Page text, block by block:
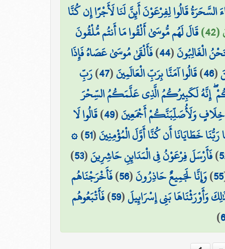
السَّحَرَةُ قَالُوا لِفِرْعَوْنَ أَئِنَّ لَنَا لَأَجْرًا إِن كُنَّا
قَالَ لَهُم مُّوسَىٰ أَلْقُوا مَا أَنتُم مُّلْقُونَ
الْغَالِبُونَ(
44
)فَأَلْقَىٰ مُوسَىٰ عَصَاهُ فَإِذَا
(
46
)قَالُوا آمَنَّا بِرَبِّ الْعَالَمِينَ(
47
)رَبِّ
إِنَّهُ لَكَبِيرُكُمُ الَّذِي عَلَّمَكُمُ السِّحْرَ
وَلَأُصَلِّبَنَّكُمْ أَجْمَعِينَ(
49
)قَالُوا لَا
خَطَايَانَا أَن كُنَّا أَوَّلَ الْمُؤْمِنِينَ(
51
)۞
)فَأَرْسَلَ فِرْعَوْنُ فِي الْمَدَائِنِ حَاشِرِينَ(
53
)
55
)وَإِنَّا لَجَمِيعٌ حَاذِرُونَ(
56
)فَأَخْرَجْنَاهُم
وَأَوْرَثْنَاهَا بَنِي إِسْرَائِيلَ(
59
)فَأَتْبَعُوهُم
)